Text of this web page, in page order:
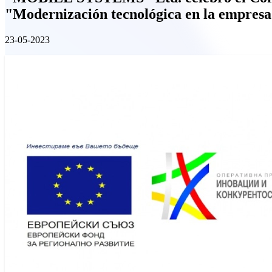
"Modernización tecnológica en la
23-05-2023